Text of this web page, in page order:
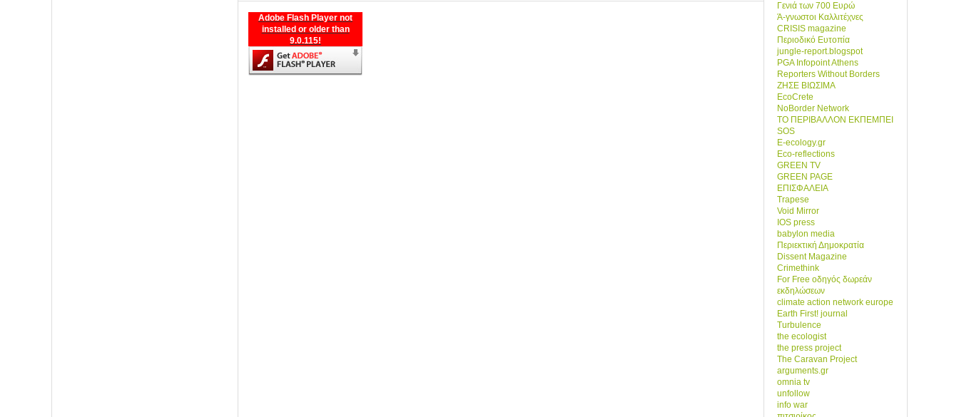
Γενιά των 700 Ευρώ
Ά-γνωστοι Καλλιτέχνες
CRISIS magazine
Περιοδικό Ευτοπία
jungle-report.blogspot
PGA Infopoint Athens
Reporters Without Borders
ΖΗΣΕ ΒΙΩΣΙΜΑ
EcoCrete
NoBorder Network
ΤΟ ΠΕΡΙΒΑΛΛΟΝ ΕΚΠΕΜΠΕΙ
SOS
E-ecology.gr
Eco-reflections
GREEN TV
GREEN PAGE
ΕΠΙΣΦΑΛΕΙΑ
Trapese
Void Mirror
IOS press
babylon media
Περιεκτική Δημοκρατία
Dissent Magazine
Crimethink
For Free οδηγός δωρεάν
εκδηλώσεων
climate action network europe
Earth First! journal
Turbulence
the ecologist
the press project
The Caravan Project
arguments.gr
omnia tv
unfollow
info war
Adobe Flash Player not
installed or older than
9.0.115!